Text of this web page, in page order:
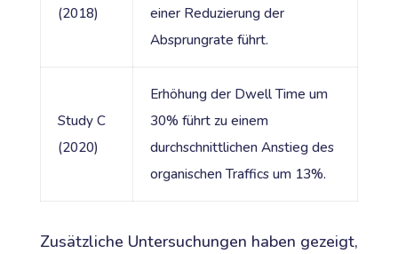
(2018)
einer Reduzierung der
Absprungrate führt.
Study C
(2020)
Erhöhung der Dwell Time um
30% führt zu einem
durchschnittlichen Anstieg des
organischen Traffics um 13%.
Zusätzliche Untersuchungen haben gezeigt,